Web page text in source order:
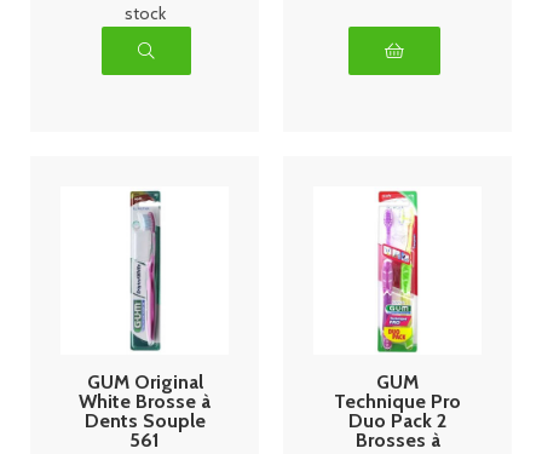
stock
GUM Original
White Brosse à
Dents Souple
561
GUM
Technique Pro
Duo Pack 2
Brosses à